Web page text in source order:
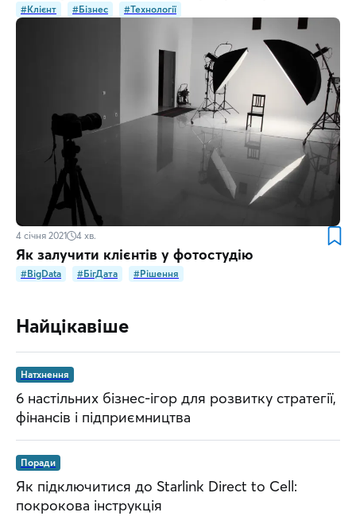
#Клієнт #Бізнес #Технології
4 січня 2021 4 хв.
Як залучити клієнтів у фотостудію
#BigData #БігДата #Рішення
Найцікавіше
Натхнення
6 настільних бізнес-ігор для розвитку стратегії,
фінансів і підприємництва
Поради
Як підключитися до Starlink Direct to Cell:
покрокова інструкція